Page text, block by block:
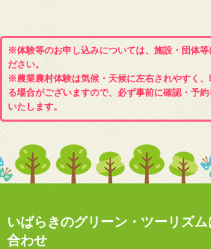
※体験等のお申し込みについては、施設・団体等
ださい。
※農業農村体験は気候・天候に左右されやすく
る場合がございますので、必ず事前に確認・予
いたします。
いばらきのグリーン・ツーリズ
合わせ